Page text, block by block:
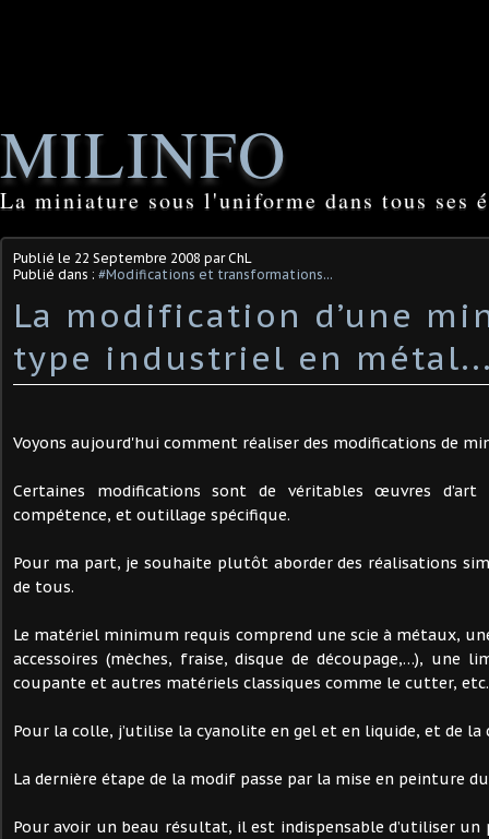
MILINFO
La miniature sous l'uniforme dans tous ses
Publié le 22 Septembre 2008 par ChL
Publié dans : #Modifications et transformations...
La modification d’une
type industriel en
Voyons aujourd'hui comment réaliser des modifications de
Certaines modifications sont de véritables œuvres
compétence, et outillage spécifique.
Pour ma part, je souhaite plutôt aborder des réalisations
de tous.
Le matériel minimum requis comprend une scie à métaux,
accessoires (mèches, fraise, disque de découpage,…), une
coupante et autres matériels classiques comme le cutter,
Pour la colle, j’utilise la cyanolite en gel et en liquide, et de la
La dernière étape de la modif passe par la mise en peinture
Pour avoir un beau résultat, il est indispensable d’utiliser